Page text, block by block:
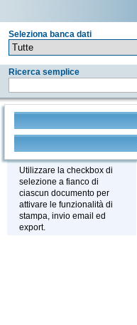
Seleziona banca dati
Ricerca semplice
Stampa - Email - Export
Utilizzare la checkbox di
selezione a fianco di
ciascun documento per
attivare le funzionalità di
stampa, invio email ed
export.